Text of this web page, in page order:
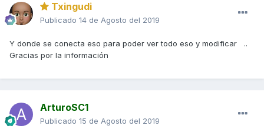
Txingudi
Publicado 14 de Agosto del 2019
Y donde se conecta eso para poder ver todo eso y modificar ..
Gracias por la información
ArturoSC1
Publicado 15 de Agosto del 2019